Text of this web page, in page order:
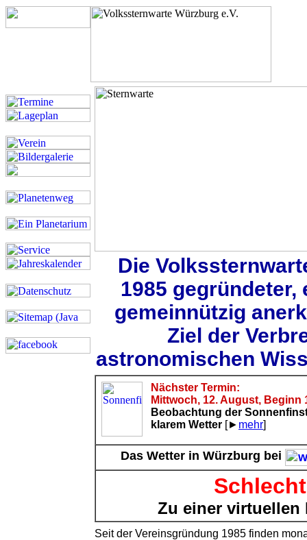
Die
1985
gemeinnützig
Ziel der
astronomischen
Nächster Termin:
Mittwoch, 12. August, Beginn
Beobachtung der
klarem Wetter [► mehr]
Das Wetter in Würzburg bei
Zu einer virtuellen
Seit der Vereinsgründung 1985 finden